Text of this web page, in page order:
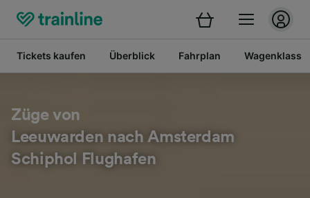
Tickets kaufen Überblick Fahrplan
Züge von
Leeuwarden nach Amsterdam
Schiphol Flughafen